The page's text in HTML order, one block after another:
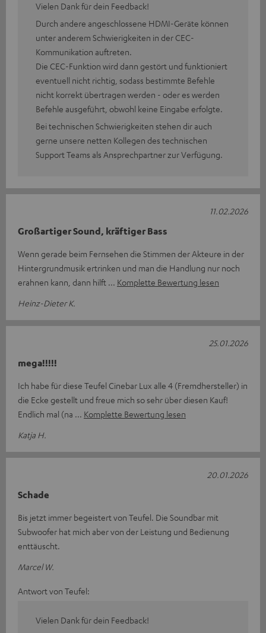
Vielen Dank für dein Feedback!
Durch andere angeschlossene HDMI-Geräte können
unter anderem Schwierigkeiten in der CEC-
Kommunikation auftreten.
Die CEC-Funktion wird dann gestört und funktioniert
eventuell nicht richtig, sodass bestimmte Befehle
nicht korrekt übertragen werden - oder es werden
Befehle ausgeführt, obwohl keine Eingabe erfolgte.
Bei technischen Schwierigkeiten stehen dir auch
gerne unsere netten Kollegen des technischen
Support Teams als Ansprechpartner zur Verfügung.
Großartiger Sound, kräftiger Bass
Wenn gerade beim Fernsehen die Stimmen der Akteure in der
Hintergrundmusik ertrinken und man die Handlung nur noch
erahnen kann, dann hilft
Komplette Bewertung lesen
Heinz-Dieter K.
11.02.2026
mega!!!!!
Ich habe für diese Teufel Cinebar Lux alle 4 (Fremdhersteller) in
die Ecke gestellt und freue mich so sehr über diesen Kauf!
Endlich mal (na
Komplette Bewertung lesen
Katja H.
25.01.2026
Schade
Bis jetzt immer begeistert von Teufel. Die Soundbar mit
Subwoofer hat mich aber von der Leistung und Bedienung
enttäuscht.
Marcel W.
20.01.2026
Antwort von Teufel:
Vielen Dank für dein Feedback!